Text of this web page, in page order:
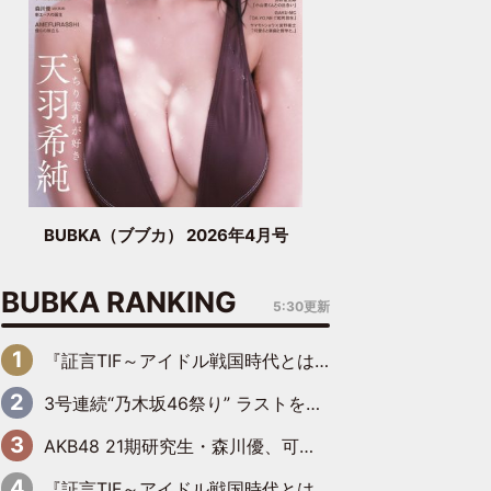
BUBKA（ブブカ） 2026年4月号
BUBKA RANKING 5:30更新
『証言TIF～アイドル戦国時代とはなんだったのか～』第6回：でんぱ組.inc・古川未鈴×相沢梨紗「『ハロプロやりたかったな』って言ったら、夢眠ねむさんに『てめえはでんぱ組．incなんだよ！』って肩パンされて(笑)」
3号連続“乃木坂46祭り” ラストを飾るのは賀喜遥香…5年ぶりの登場に「5年分大人になった私を見ていただけたら」
AKB48 21期研究生・森川優、可愛さもある大人の女性に